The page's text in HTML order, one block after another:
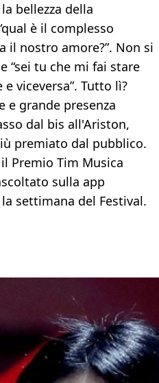
bellezza della
è il complesso
il nostro amore?”. Non si
“sei tu che mi fai stare
viceversa”. Tutto lì?
e grande presenza
dal bis all'Ariston,
premiato dal pubblico.
Premio Tim Musica
sulla app
settimana del Festival.